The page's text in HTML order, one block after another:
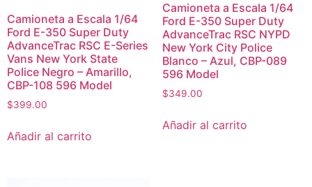
Camioneta a Escala 1/64
Ford E-350 Super Duty
AdvanceTrac RSC E-Series
Vans New York State
Police Negro – Amarillo,
CBP-108 596 Model
$399.00
Añadir al carrito
Camioneta a Escala 1/64
Ford E-350 Super Duty
AdvanceTrac RSC NYPD
New York City Police
Blanco – Azul, CBP-089
596 Model
$349.00
Añadir al carrito